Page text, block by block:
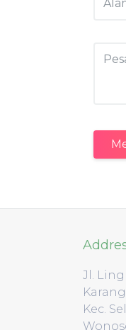
Jl.
Kec.